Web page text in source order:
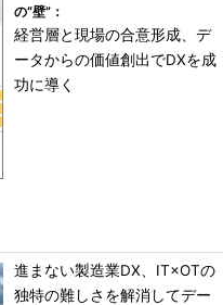
の“壁”：
経営層と現場の合意形成、デ
ータからの価値創出でDXを成
功に導く
進まない製造業DX、IT×OTの
独特の難しさを解消してデー